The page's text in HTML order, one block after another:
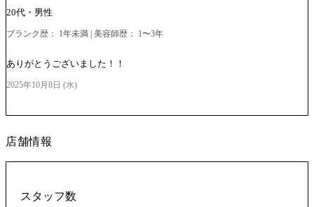
20代・男性
ブランク歴： 1年未満 | 美容師歴： 1〜3年
ありがとうございました！！
2025年10月8日 (水)
店舗情報
スタッフ数